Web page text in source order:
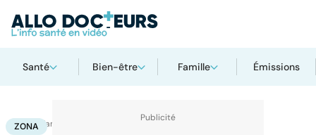
Santé Bien-être Famille Émissions
Accueil Famille
ZONA